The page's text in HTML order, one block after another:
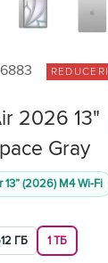
REDUCERI
2026 13"
Gray
(2026) M4 Wi-Fi
ГБ 1 ТБ